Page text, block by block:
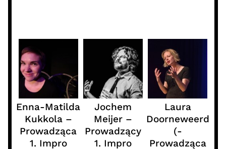
Enna-Matilda
Kukkola –
Prowadząca
1. Impro
Jochem
Meijer –
Prowadzący
1. Impro
Laura
Doorneweerd
(-
Prowadząca